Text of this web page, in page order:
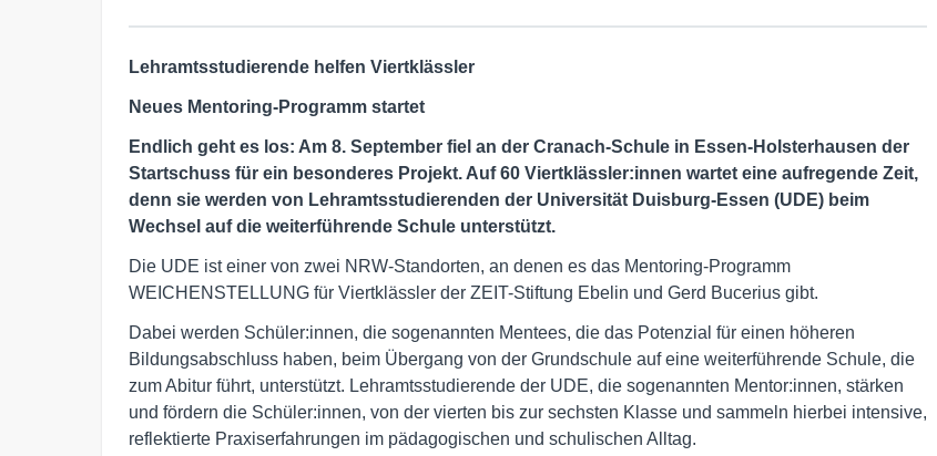
Lehramtsstudierende helfen Viertklässler
Neues Mentoring-Programm startet
Endlich geht es los: Am 8. September fiel an der Cranach-Schule in Essen-Holsterhausen der
Startschuss für ein besonderes Projekt. Auf 60 Viertklässler:innen wartet eine aufregende Zeit,
denn sie werden von Lehramtsstudierenden der Universität Duisburg-Essen (UDE) beim
Wechsel auf die weiterführende Schule unterstützt.
Die UDE ist einer von zwei NRW-Standorten, an denen es das Mentoring-Programm
WEICHENSTELLUNG für Viertklässler der ZEIT-Stiftung Ebelin und Gerd Bucerius gibt.
Dabei werden Schüler:innen, die sogenannten Mentees, die das Potenzial für einen höheren
Bildungsabschluss haben, beim Übergang von der Grundschule auf eine weiterführende Schule, die
zum Abitur führt, unterstützt. Lehramtsstudierende der UDE, die sogenannten Mentor:innen, stärken
und fördern die Schüler:innen, von der vierten bis zur sechsten Klasse und sammeln hierbei intensive,
reflektierte Praxiserfahrungen im pädagogischen und schulischen Alltag.